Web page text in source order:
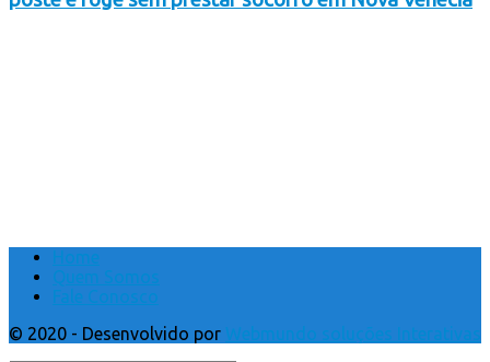
Home
Quem Somos
Fale Conosco
© 2020 - Desenvolvido por Webmundo soluções Interativas